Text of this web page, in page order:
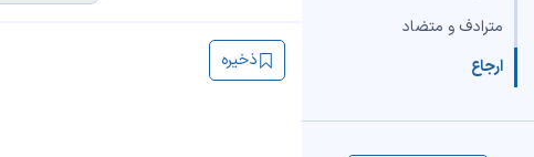
مترادف و متضاد
ارجاع
ذخیره